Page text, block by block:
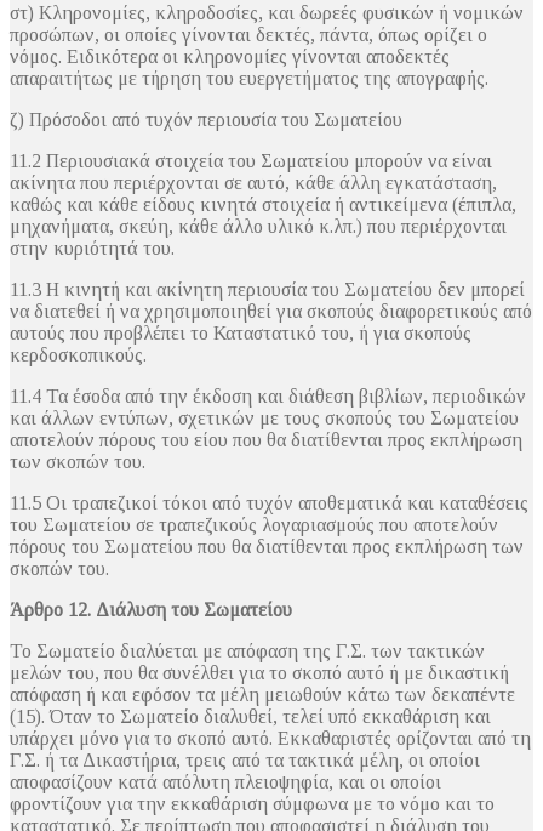
στ) Κληρονομίες, κληροδοσίες, και δωρεές φυσικών ή νομικών
προσώπων, οι οποίες γίνονται δεκτές, πάντα, όπως ορίζει ο
νόμος. Ειδικότερα οι κληρονομίες γίνονται αποδεκτές
απαραιτήτως με τήρηση του ευεργετήματος της απογραφής.
ζ) Πρόσοδοι από τυχόν περιουσία του Σωματείου
11.2 Περιουσιακά στοιχεία του Σωματείου μπορούν να είναι
ακίνητα που περιέρχονται σε αυτό, κάθε άλλη εγκατάσταση,
καθώς και κάθε είδους κινητά στοιχεία ή αντικείμενα (έπιπλα,
μηχανήματα, σκεύη, κάθε άλλο υλικό κ.λπ.) που περιέρχονται
στην κυριότητά του.
11.3 Η κινητή και ακίνητη περιουσία του Σωματείου δεν μπορεί
να διατεθεί ή να χρησιμοποιηθεί για σκοπούς διαφορετικούς από
αυτούς που προβλέπει το Καταστατικό του, ή για σκοπούς
κερδοσκοπικούς.
11.4 Τα έσοδα από την έκδοση και διάθεση βιβλίων, περιοδικών
και άλλων εντύπων, σχετικών με τους σκοπούς του Σωματείου
αποτελούν πόρους του είου που θα διατίθενται προς εκπλήρωση
των σκοπών του.
11.5 Οι τραπεζικοί τόκοι από τυχόν αποθεματικά και καταθέσεις
του Σωματείου σε τραπεζικούς λογαριασμούς που αποτελούν
πόρους του Σωματείου που θα διατίθενται προς εκπλήρωση των
σκοπών του.
Άρθρο 12. Διάλυση του Σωματείου
Το Σωματείο διαλύεται με απόφαση της Γ.Σ. των τακτικών
μελών του, που θα συνέλθει για το σκοπό αυτό ή με δικαστική
απόφαση ή και εφόσον τα μέλη μειωθούν κάτω των δεκαπέντε
(15). Όταν το Σωματείο διαλυθεί, τελεί υπό εκκαθάριση και
υπάρχει μόνο για το σκοπό αυτό. Εκκαθαριστές ορίζονται από τη
Γ.Σ. ή τα Δικαστήρια, τρεις από τα τακτικά μέλη, οι οποίοι
αποφασίζουν κατά απόλυτη πλειοψηφία, και οι οποίοι
φροντίζουν για την εκκαθάριση σύμφωνα με το νόμο και το
καταστατικό. Σε περίπτωση που αποφασιστεί η διάλυση του